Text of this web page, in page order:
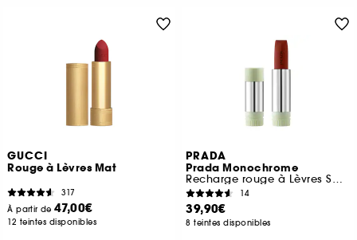
GUCCI
Rouge à Lèvres Mat
317
À partir de47,00€
12 teintes disponibles
PRADA
Prada Monochrome
Recharge rouge à Lèvres Soft Matte Confort et Longue Tenue
14
39,90€
8 teintes disponibles